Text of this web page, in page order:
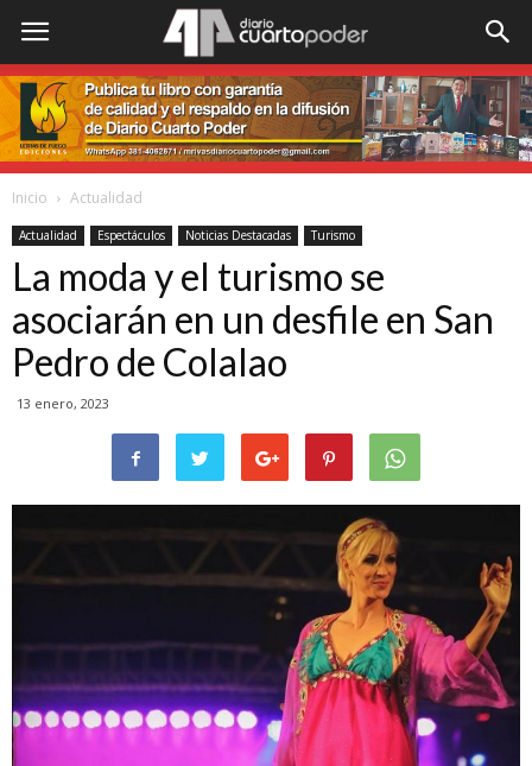
Inicio Actualidad
Actualidad Espectáculos Noticias Destacadas Turismo
La moda y el turismo se
asociarán en un desfile en San
Pedro de Colalao
13 enero, 2023